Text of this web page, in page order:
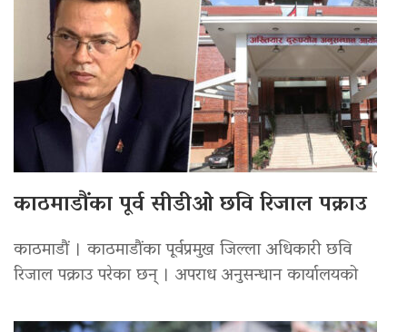
काठमाडौंका पूर्व सीडीओ छवि रिजाल पक्राउ
काठमाडौं । काठमाडौंका पूर्वप्रमुख जिल्ला अधिकारी छवि
रिजाल पक्राउ परेका छन् । अपराध अनुसन्धान कार्यालयको